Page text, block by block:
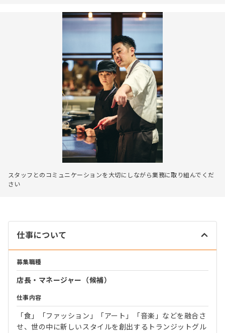
スタッフとのコミュニケーションを大切にしながら業務に取り組んでくだ
さい
仕事について
募集職種
店長・マネージャー（候補）
仕事内容
「食」「ファッション」「アート」「音楽」などを融合さ
せ、世の中に新しいスタイルを創出するトランジットグル